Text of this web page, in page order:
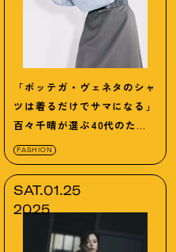
「ボッテガ・ヴェネタのシャ
ツは着るだけでサマになる」
百々千晴が選ぶ40代のため
の本命服3選
FASHION
SAT.01.25
2025